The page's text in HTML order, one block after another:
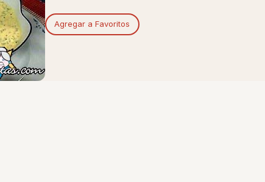
Agregar a Favoritos